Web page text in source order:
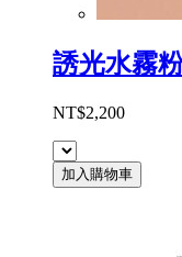
誘光水霧
NT$2,200
加入購物車